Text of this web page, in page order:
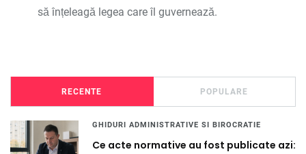
să înțeleagă legea care îl guvernează.
RECENTE POPULARE
GHIDURI ADMINISTRATIVE SI BIROCRATIE
Ce acte normative au fost publicate azi: